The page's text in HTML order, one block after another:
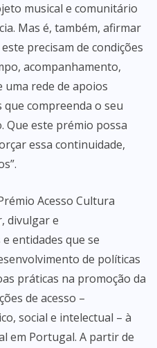
musical e comunitário
Mas é, também, afirmar
precisam de condições
acompanhamento,
uma rede de apoios
compreenda o seu
Que este prémio possa
essa continuidade,
Acesso Cultura
divulgar e
entidades que se
de políticas
práticas na promoção da
de acesso –
social e intelectual – à
em Portugal. A partir de